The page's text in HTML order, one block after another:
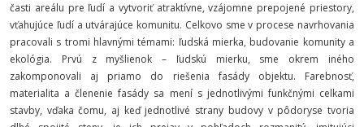
časti areálu pre ľudí a vytvoriť atraktívne, vzájomne prepojené priestory,
vťahujúce ľudí a utvárajúce komunitu. Celkovo sme v procese navrhovania
pracovali s tromi hlavnými témami: ľudská mierka, budovanie komunity a
ekológia. Prvú z myšlienok – ľudskú mierku, sme okrem iného
zakomponovali aj priamo do riešenia fasády objektu. Farebnosť,
materialita a členenie fasády sa mení s jednotlivými funkčnými celkami
stavby, vďaka čomu, aj keď jednotlivé strany budovy v pôdoryse tvoria